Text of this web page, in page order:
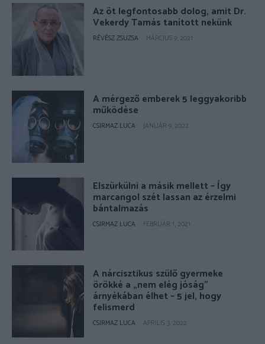
Az öt legfontosabb dolog, amit Dr.
Vekerdy Tamás tanított nekünk
RÉVÉSZ ZSUZSA MÁRCIUS 9, 2021
A mérgező emberek 5 leggyakoribb
működése
CSIRMAZ LUCA JANUÁR 9, 2022
Elszürkülni a másik mellett – Így
marcangol szét lassan az érzelmi
bántalmazás
CSIRMAZ LUCA FEBRUÁR 1, 2021
A nárcisztikus szülő gyermeke
örökké a „nem elég jóság”
árnyékában élhet – 5 jel, hogy
felismerd
CSIRMAZ LUCA ÁPRILIS 3, 2022